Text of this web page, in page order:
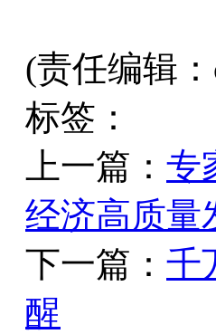
(责任编辑
标签：
上一篇： 专
经济高质量
下一篇： 千
醒